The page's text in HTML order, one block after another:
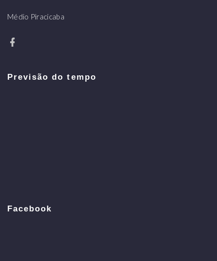
Médio Piracicaba
Previsão do tempo
Facebook